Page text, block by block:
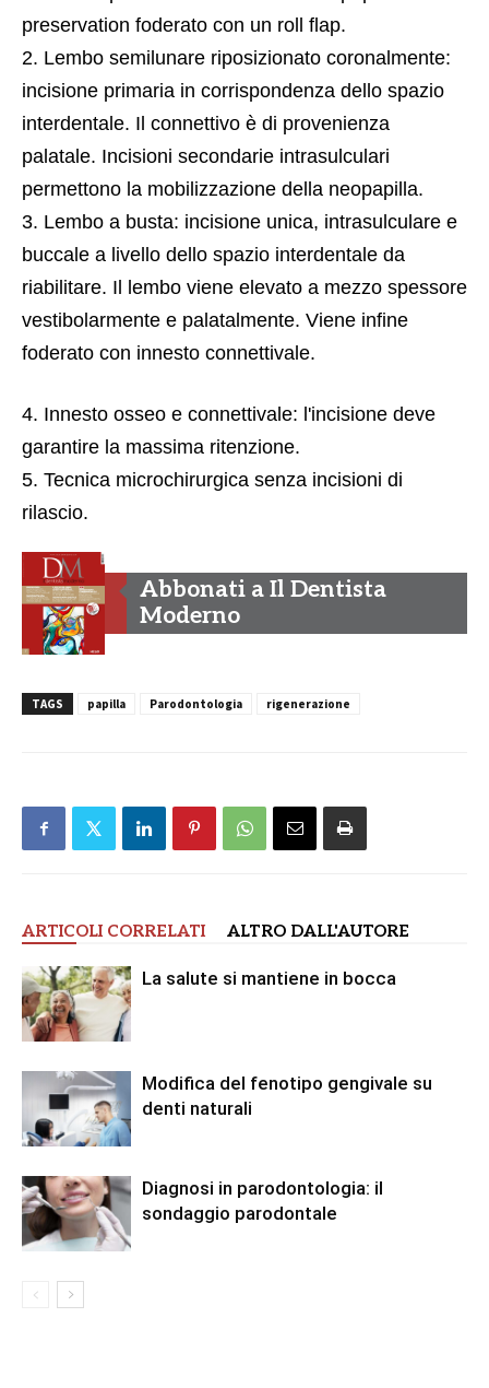
preservation foderato con un roll flap.
2. Lembo semilunare riposizionato coronalmente:
incisione primaria in corrispondenza dello spazio
interdentale. Il connettivo è di provenienza
palatale. Incisioni secondarie intrasulculari
permettono la mobilizzazione della neopapilla.
3. Lembo a busta: incisione unica, intrasulculare e
buccale a livello dello spazio interdentale da
riabilitare. Il lembo viene elevato a mezzo spessore
vestibolarmente e palatalmente. Viene infine
foderato con innesto connettivale.
4. Innesto osseo e connettivale: l'incisione deve
garantire la massima ritenzione.
5. Tecnica microchirurgica senza incisioni di
rilascio.
Abbonati a Il Dentista
Moderno
TAGS papilla Parodontologia rigenerazione
ARTICOLI CORRELATI ALTRO DALL'AUTORE
La salute si mantiene in bocca
Modifica del fenotipo gengivale su
denti naturali
Diagnosi in parodontologia: il
sondaggio parodontale